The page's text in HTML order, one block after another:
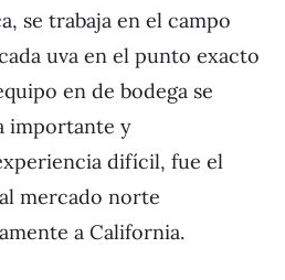
se trabaja en el campo
uva en el punto exacto
en de bodega se
importante y
difícil, fue el
mercado norte
a California.